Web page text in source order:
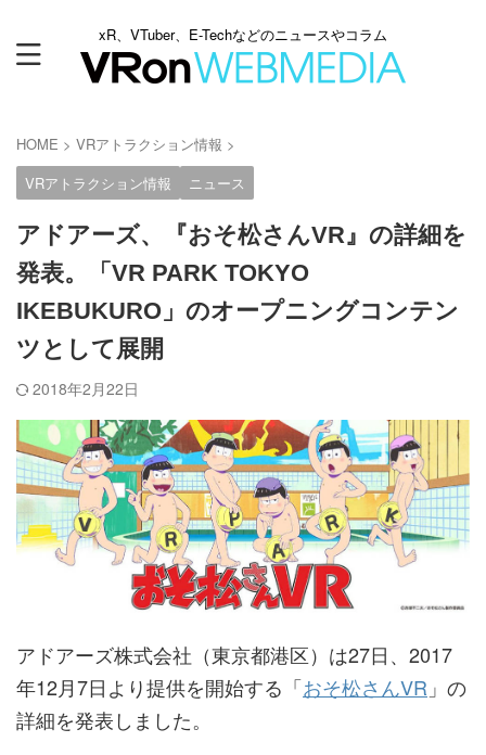
xR、VTuber、E-Techなどのニュースやコラム
HOME > VRアトラクション情報 >
VRアトラクション情報
ニュース
アドアーズ、『おそ松さんVR』の詳細を
発表。「VR PARK TOKYO
IKEBUKURO」のオープニングコンテン
ツとして展開
2018年2月22日
アドアーズ株式会社（東京都港区）は27日、2017
年12月7日より提供を開始する「おそ松さんVR 」の
詳細を発表しました。